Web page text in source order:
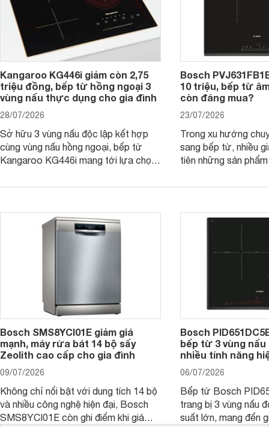
Kangaroo KG446i giảm còn 2,75
triệu đồng, bếp từ hồng ngoại 3
vùng nấu thực dụng cho gia đình
28/07/2026
Sở hữu 3 vùng nấu độc lập kết hợp
cùng vùng nấu hồng ngoại, bếp từ
Kangaroo KG446i mang tới lựa chọn
nhiều cửa hàng, đại lý.
Bosch
10 triệu, bếp từ
còn đáng mua?
23/07/2026
Trong xu hướng
sang bếp từ, nhiều
tiên những sản
mẫu bếp đáp ứng
Bosch SMS8YCI01E giảm giá
mạnh, máy rửa bát 14 bộ sấy
Zeolith cao cấp cho gia đình
09/07/2026
Không chỉ nổi bật với dung tích 14 bộ
và nhiều công nghệ hiện đại, Bosch
SMS8YCI01E còn ghi điểm khi giá
Bosch
bếp từ 3 vùng
nhiều tính năng
06/07/2026
Bếp từ Bosch
trang bị 3 vùng nấu
suất lớn, mang đến